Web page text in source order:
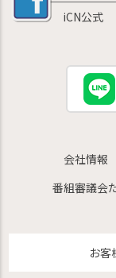
iCN公式
会社情報
番組審議会
お客